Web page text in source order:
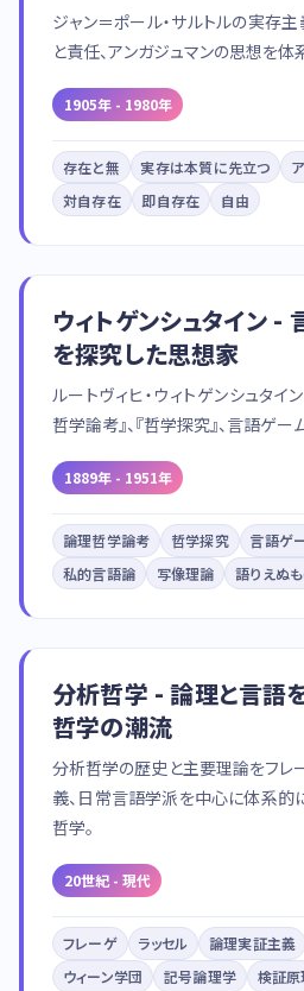
ジャン＝ポール・サルトルの実存主
と責任、アンガジュマンの思想を体
1905年 - 1980年
存在と無 実存は本質に先立つ
対自存在
即自存在 自由
ウィトゲンシュタイン -
を探究した思想家
ルートヴィヒ・ウィトゲンシュタイ
哲学論考』、『哲学探究』、言語ゲ
1889年 - 1951年
論理哲学論考 哲学探究 言語ゲ
私的言語論
写像理論 語りえぬ
分析哲学 - 論理と言語
哲学の潮流
分析哲学の歴史と主要理論をフレ
義、日常言語学派を中心に体系的
哲学。
20世紀 - 現代
フレーゲ ラッセル 論理実証主義
ウィーン学団
記号論理学 検証原